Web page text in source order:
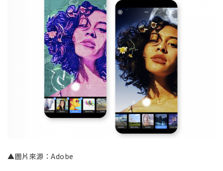
▲圖片來源：Adobe